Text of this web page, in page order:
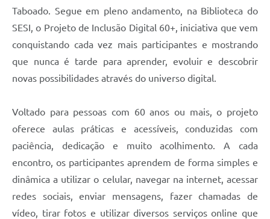
Taboado. Segue em pleno andamento, na Biblioteca do
SESI, o Projeto de Inclusão Digital 60+, iniciativa que vem
conquistando cada vez mais participantes e mostrando
que nunca é tarde para aprender, evoluir e descobrir
novas possibilidades através do universo digital.
Voltado para pessoas com 60 anos ou mais, o projeto
oferece aulas práticas e acessíveis, conduzidas com
paciência, dedicação e muito acolhimento. A cada
encontro, os participantes aprendem de forma simples e
dinâmica a utilizar o celular, navegar na internet, acessar
redes sociais, enviar mensagens, fazer chamadas de
vídeo, tirar fotos e utilizar diversos serviços online que